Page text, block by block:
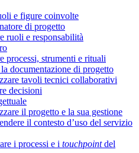
e figure coinvolte
di progetto
ruoli e responsabilità
processi, strumenti e rituali
documentazione di progetto
tavoli tecnici collaborativi
decisioni
il progetto e la sua gestione
il contesto d’uso del servizio
i processi e i touchpointdel